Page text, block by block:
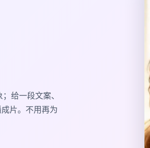
给一段文案、
片。不用再为